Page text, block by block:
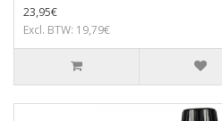
23,95€
Excl. BTW: 19,79€